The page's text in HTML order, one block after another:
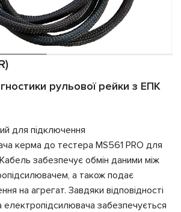
рульової рейки з ЕПК
для підключення
керма до тестера MS561 PRO для
забезпечує обмін даними між
а також подає
на агрегат. Завдяки відповідності
електропідсилювача забезпечується